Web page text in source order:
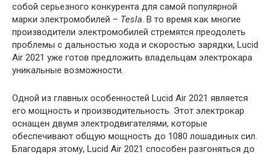
собой серьезного конкурента для самой популярной
марки электромобилей – Tesla. В то время как многие
производители электромобилей стремятся преодолеть
проблемы с дальностью хода и скоростью зарядки, Lucid
Air 2021 уже готов предложить владельцам электрокара
уникальные возможности.
Одной из главных особенностей Lucid Air 2021 является
его мощность и производительность. Этот электрокар
оснащен двумя электродвигателями, которые
обеспечивают общую мощность до 1080 лошадиных сил.
Благодаря этому, Lucid Air 2021 способен разгоняться до